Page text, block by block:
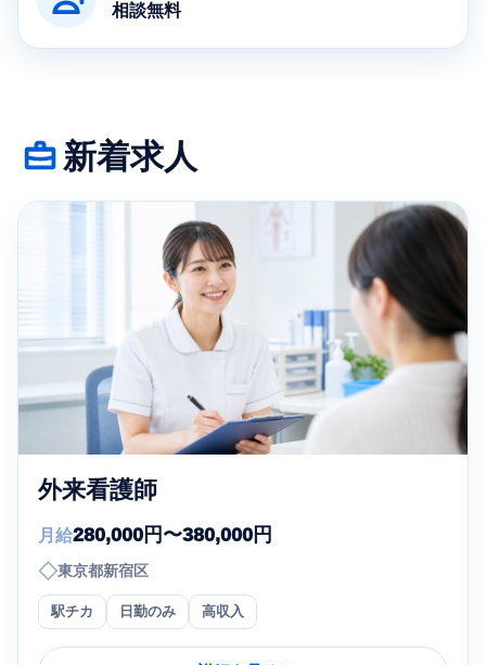
相談無料
新着求人
外来看護師
月給280,000円〜380,000円
◇東京都新宿区
駅チカ 日勤のみ 高収入